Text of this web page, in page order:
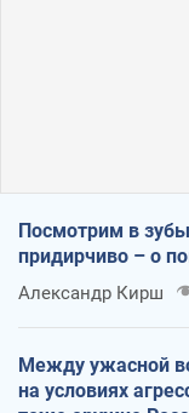
Посмотрим в
придирчиво – о
Александр Кирш
Между ужасной
на условиях